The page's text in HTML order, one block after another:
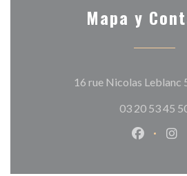
Mapa y
16 rue Nicolas Leblanc
03 20 53 45